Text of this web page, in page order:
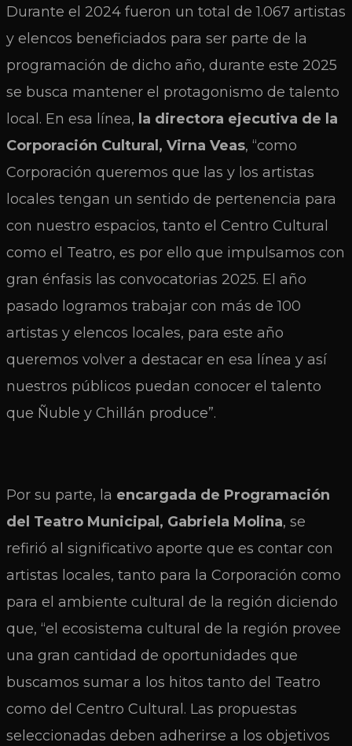
Durante el 2024 fueron un total de 1.067 artistas
y elencos beneficiados para ser parte de la
programación de dicho año, durante este 2025
se busca mantener el protagonismo de talento
local. En esa línea, la directora ejecutiva de la
Corporación Cultural, Virna Veas, “como
Corporación queremos que las y los artistas
locales tengan un sentido de pertenencia para
con nuestro espacios, tanto el Centro Cultural
como el Teatro, es por ello que impulsamos con
gran énfasis las convocatorias 2025. El año
pasado logramos trabajar con más de 100
artistas y elencos locales, para este año
queremos volver a destacar en esa línea y así
nuestros públicos puedan conocer el talento
que Ñuble y Chillán produce”.
Por su parte, la encargada de Programación
del Teatro Municipal, Gabriela Molina, se
refirió al significativo aporte que es contar con
artistas locales, tanto para la Corporación como
para el ambiente cultural de la región diciendo
que, “el ecosistema cultural de la región provee
una gran cantidad de oportunidades que
buscamos sumar a los hitos tanto del Teatro
como del Centro Cultural. Las propuestas
seleccionadas deben adherirse a los objetivos